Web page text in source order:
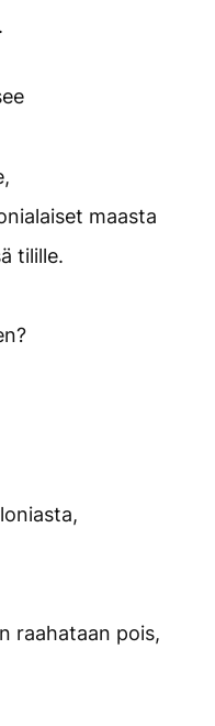
maasta
tilille.
raahataan pois,